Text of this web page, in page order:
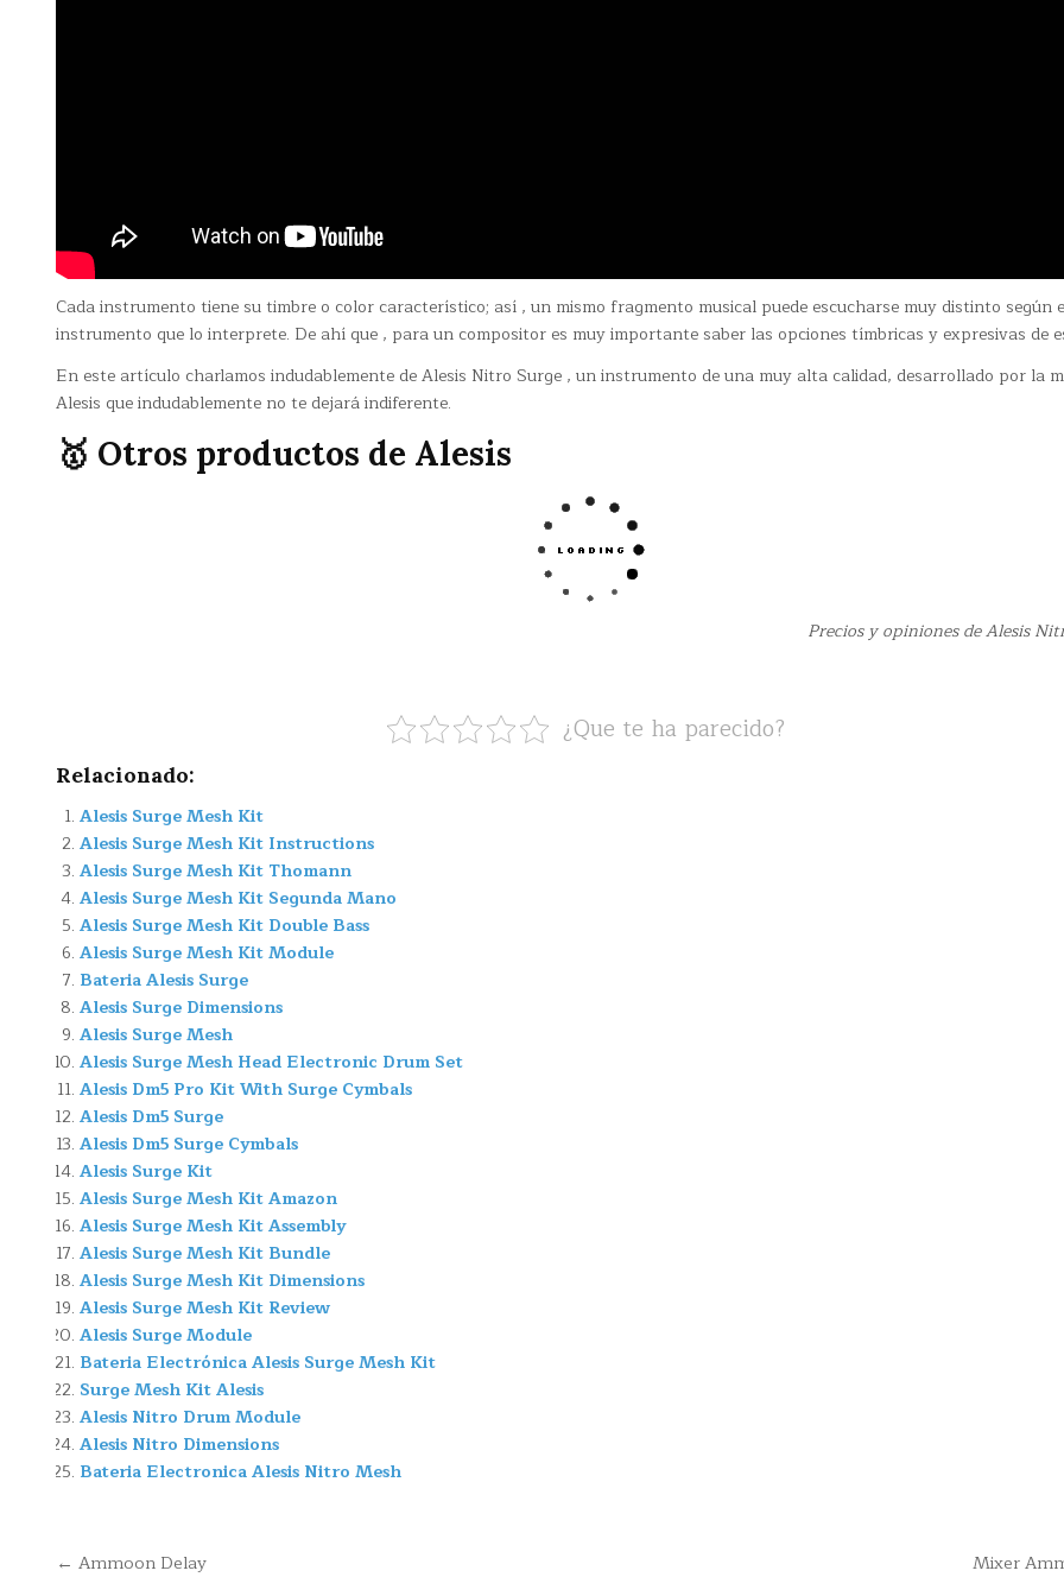
Cada instrumento tiene su timbre o color característico; así , un mismo fragmento musical puede escucharse muy distinto según
instrumento que lo interprete. De ahí que , para un compositor es muy importante saber las opciones tímbricas y expresivas de
En este artículo charlamos indudablemente de Alesis Nitro Surge , un instrumento de una muy alta calidad, desarrollado por la
Alesis que indudablemente no te dejará indiferente.
🥇 Otros productos de Alesis
Precios y opiniones de Alesis
¿Que te ha parecido?
Relacionado:
Alesis Surge Mesh Kit
Alesis Surge Mesh Kit Instructions
Alesis Surge Mesh Kit Thomann
Alesis Surge Mesh Kit Segunda Mano
Alesis Surge Mesh Kit Double Bass
Alesis Surge Mesh Kit Module
Bateria Alesis Surge
Alesis Surge Dimensions
Alesis Surge Mesh
Alesis Surge Mesh Head Electronic Drum Set
Alesis Dm5 Pro Kit With Surge Cymbals
Alesis Dm5 Surge
Alesis Dm5 Surge Cymbals
Alesis Surge Kit
Alesis Surge Mesh Kit Amazon
Alesis Surge Mesh Kit Assembly
Alesis Surge Mesh Kit Bundle
Alesis Surge Mesh Kit Dimensions
Alesis Surge Mesh Kit Review
Alesis Surge Module
Bateria Electrónica Alesis Surge Mesh Kit
Surge Mesh Kit Alesis
Alesis Nitro Drum Module
Alesis Nitro Dimensions
Bateria Electronica Alesis Nitro Mesh
Navegación Mixer
← Ammoon Delay